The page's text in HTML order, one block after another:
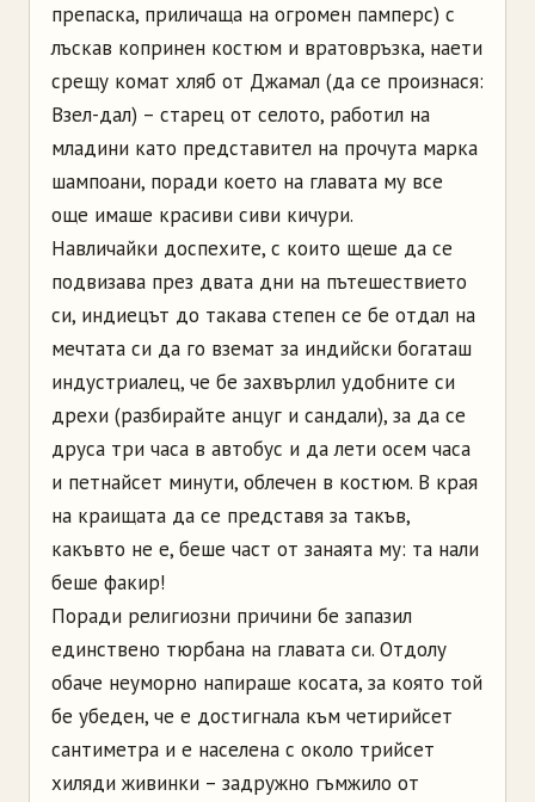
препаска, приличаща на огромен памперс) с
лъскав копринен костюм и вратовръзка, наети
срещу комат хляб от Джамал (да се произнася:
Взел-дал) – старец от селото, работил на
младини като представител на прочута марка
шампоани, поради което на главата му все
още имаше красиви сиви кичури.
Навличайки доспехите, с които щеше да се
подвизава през двата дни на пътешествието
си, индиецът до такава степен се бе отдал на
мечтата си да го вземат за индийски богаташ
индустриалец, че бе захвърлил удобните си
дрехи (разбирайте анцуг и сандали), за да се
друса три часа в автобус и да лети осем часа
и петнайсет минути, облечен в костюм. В края
на краищата да се представя за такъв,
какъвто не е, беше част от занаята му: та нали
беше факир!
Поради религиозни причини бе запазил
единствено тюрбана на главата си. Отдолу
обаче неуморно напираше косата, за която той
бе убеден, че е достигнала към четирийсет
сантиметра и е населена с около трийсет
хиляди живинки – задружно гъмжило от